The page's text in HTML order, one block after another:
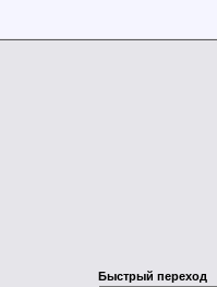
Быстрый переход